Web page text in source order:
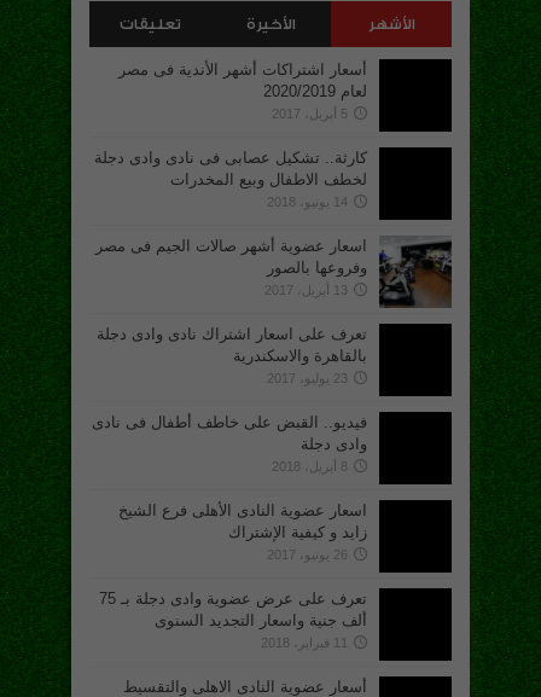
الأشهر الأخيرة تعليقات
أسعار اشتراكات أشهر الأندية فى مصر
لعام 2020/2019
5 أبريل، 2017
كارثة.. تشكيل عصابى فى نادى وادى دجلة
لخطف الاطفال وبيع المخدرات
14 يونيو، 2018
اسعار عضوية أشهر صالات الجيم فى مصر
وفروعها بالصور
13 أبريل، 2017
تعرف على اسعار اشتراك نادى وادى دجلة
بالقاهرة والاسكندرية
23 يوليو، 2017
فيديو.. القبض على خاطف أطفال فى نادى
وادى دجلة
8 أبريل، 2018
اسعار عضوية النادى الأهلى فرع الشيخ
زايد و كيفية الإشتراك
26 يونيو، 2017
تعرف على عرض عضوية وادى دجلة بـ 75
ألف جنية واسعار التجديد السنوى
11 فبراير، 2018
أسعار عضوية النادى الاهلى والتقسيط